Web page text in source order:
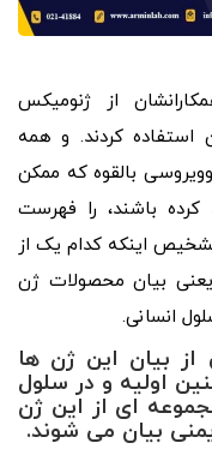
از ژنومیکس
استفاده کردند. و همه
بالقوه که ممکن
کرده باشند، را فهرست
اینکه کدام یک از
بیان محصولات ژن
انسانی.
بیان این ژن ها
اولیه و در سلول
ای از این ژن
بیان می شوند.